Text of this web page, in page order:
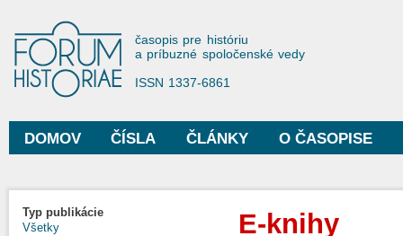
Forum Historiae
časopis pre históriu
a príbuzné spoločenské vedy
ISSN 1337-6861
Hlavné menu
DOMOV ČÍSLA ČLÁNKY O ČASOPISE
Typ publikácie
Všetky
E-knihy